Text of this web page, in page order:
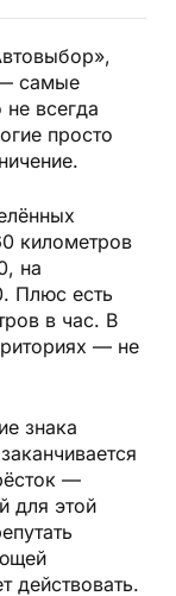
самые
всегда
просто
километров
на
Плюс есть
в час. В
— не
знака
—
для этой
действовать.